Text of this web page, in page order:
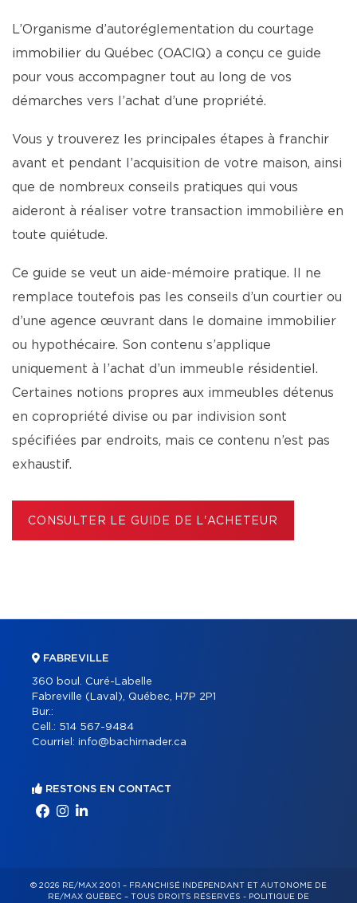
L’Organisme d’autoréglementation du courtage
immobilier du Québec (OACIQ) a conçu ce guide
pour vous accompagner tout au long de vos
démarches vers l’achat d’une propriété.
Vous y trouverez les principales étapes à franchir
avant et pendant l’acquisition de votre maison, ainsi
que de nombreux conseils pratiques qui vous
aideront à réaliser votre transaction immobilière en
toute quiétude.
Ce guide se veut un aide-mémoire pratique. Il ne
remplace toutefois pas les conseils d’un courtier ou
d’une agence œuvrant dans le domaine immobilier
ou hypothécaire. Son contenu s’applique
uniquement à l’achat d’un immeuble résidentiel.
Certaines notions propres aux immeubles détenus
en copropriété divise ou par indivision sont
spécifiées par endroits, mais ce contenu n’est pas
exhaustif.
CONSULTER LE GUIDE DE L'ACHETEUR
FABREVILLE
360 boul. Curé-Labelle
Fabreville (Laval), Québec, H7P 2P1
Bur.:
Cell.: 514 567-9484
Courriel: info@bachirnader.ca
RESTONS EN CONTACT
© 2026 RE/MAX 2001 – FRANCHISÉ INDÉPENDANT ET AUTONOME DE
RE/MAX QUÉBEC – TOUS DROITS RÉSERVÉS - POLITIQUE DE